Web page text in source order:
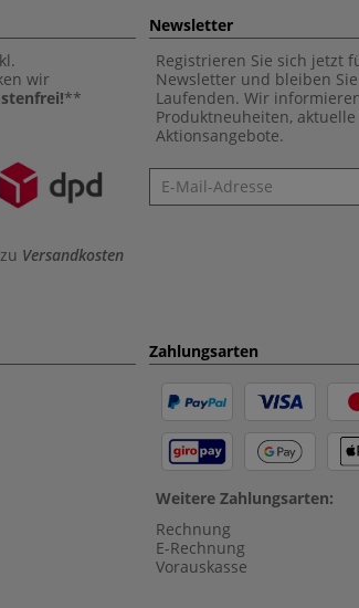
wir
**
Versandkosten
Newsletter
Registrieren Sie sich jetzt
Newsletter und bleiben
Laufenden. Wir
Produktneuheiten,
Aktionsangebote.
Newsletter
Zahlungsarten
Weitere Zahlungsarten:
Rechnung
E-Rechnung
Vorauskasse